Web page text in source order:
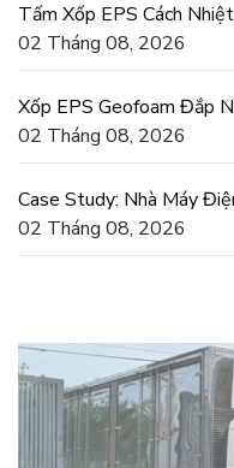
Tấm Xốp EPS Cách
Tiết Kiệm Điện Thật
02 Tháng 08, 2026
Xốp EPS Geofoam Đắp
Cầu Chống Lún Lệch
02 Tháng 08, 2026
Case Study: Nhà Máy
Sang Khuôn Xốp EPS
02 Tháng 08, 2026